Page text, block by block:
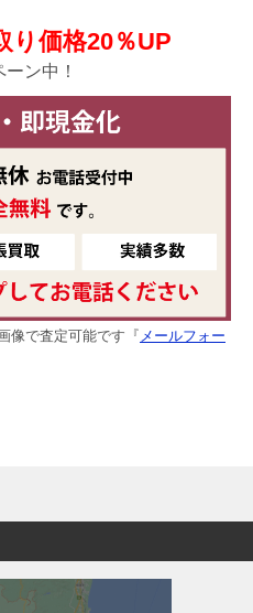
り価格20％UP
ン中！
像で査定可能です『 メールフォー